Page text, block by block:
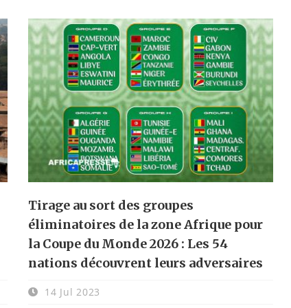
Tirage au sort des groupes
éliminatoires de la zone Afrique pour
la Coupe du Monde 2026 : Les 54
nations découvrent leurs adversaires
14 Jul 2023